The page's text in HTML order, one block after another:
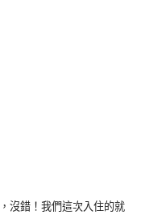
，沒錯！我們這次入住的就